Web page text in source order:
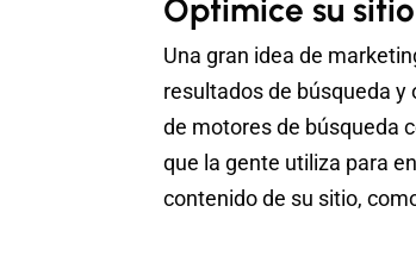
Optimice su
Una gran idea de
resultados de búsqueda
de motores de búsqueda
que la gente utiliza para
contenido de su sitio,